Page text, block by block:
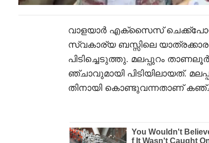
വാളയാർ എക്‌സൈസ്
സ്വകാര്യ ബസ്സിലെ
പിടിച്ചെടുത്തു. മലപ്പുറം
ഞ്ചാവുമായി പിടിയിലായത്.
തിനായി കൊണ്ടുവന്നതാണ്